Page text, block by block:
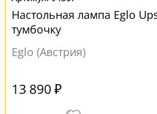
Настольная лампа Eglo
тумбочку
Eglo (Австрия)
13 890 ₽